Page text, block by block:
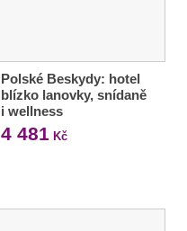
Polské Beskydy: hotel
blízko lanovky, snídaně
i wellness
4 481 Kč